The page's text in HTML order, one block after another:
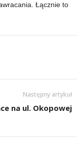
Łącznie to
Następny artykuł
na ul. Okopowej